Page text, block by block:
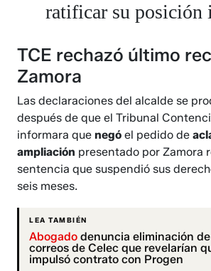
ratificar su posición
TCE rechazó último
Zamora
Las declaraciones del alcalde se
después de que el Tribunal
informara quenegó el pedido de
ampliación presentado por Zamora
sentencia que suspendió sus
seis meses.
LEA TAMBIÉN
Abogado denuncia eliminación de
correos de Celec que revelarían
impulsó contrato con Progen